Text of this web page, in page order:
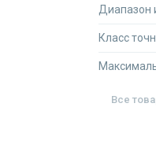
Диапазон
Класс
Все